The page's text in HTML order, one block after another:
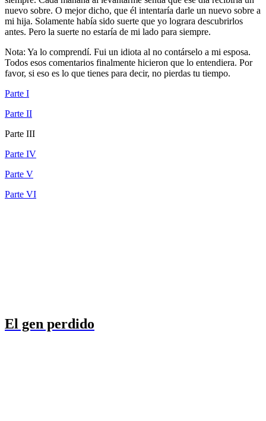
nuevo sobre. O mejor dicho, que él intentaría darle un nuevo sobre a
mi hija. Solamente había sido suerte que yo lograra descubrirlos
antes. Pero la suerte no estaría de mi lado para siempre.
Nota: Ya lo comprendí. Fui un idiota al no contárselo a mi esposa.
Todos esos comentarios finalmente hicieron que lo entendiera. Por
favor, si eso es lo que tienes para decir, no pierdas tu tiempo.
Parte I
Parte II
Parte III
Parte IV
Parte V
Parte VI
El gen perdido